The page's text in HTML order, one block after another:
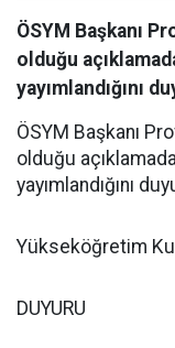
ÖSYM Başkanı
olduğu
yayımlandığını
ÖSYM Başkanı
olduğu
yayımlandığını
Yükseköğretim
DUYURU